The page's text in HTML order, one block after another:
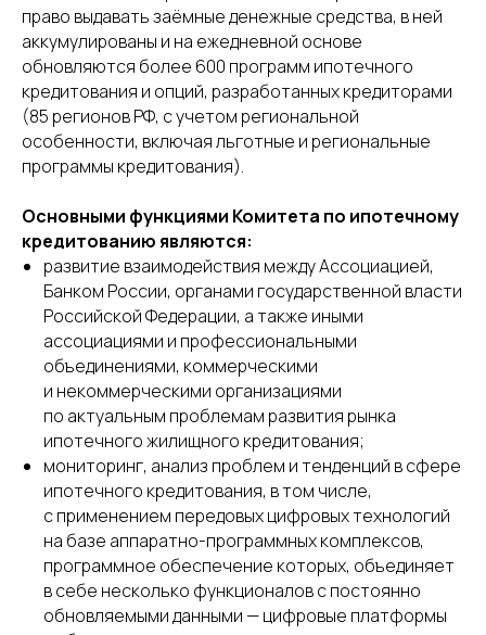
право выдавать заёмные денежные средства, в ней
аккумулированы и на ежедневной основе
обновляются более 600 программ ипотечного
кредитования и опций, разработанных кредиторами
(85 регионов РФ, с учетом региональной
особенности, включая льготные и региональные
программы кредитования).
Основными функциями Комитета по ипотечному
кредитованию являются:
развитие взаимодействия между Ассоциацией,
Банком России, органами государственной власти
Российской Федерации, а также иными
ассоциациями и профессиональными
объединениями, коммерческими
и некоммерческими организациями
по актуальным проблемам развития рынка
ипотечного жилищного кредитования;
мониторинг, анализ проблем и тенденций в сфере
ипотечного кредитования, в том числе,
с применением передовых цифровых технологий
на базе аппаратно-программных комплексов,
программное обеспечение которых, объединяет
в себе несколько функционалов с постоянно
обновляемыми данными — цифровые платформы